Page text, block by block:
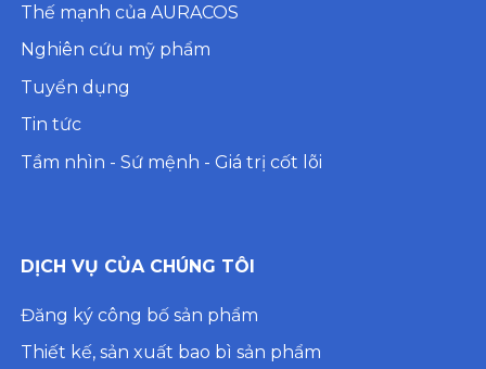
Thế mạnh của AURACOS
Nghiên cứu mỹ phẩm
Tuyển dụng
Tin tức
Tầm nhìn - Sứ mệnh - Giá trị cốt lõi
DỊCH VỤ CỦA CHÚNG TÔI
Đăng ký công bố sản phẩm
Thiết kế, sản xuất bao bì sản phẩm